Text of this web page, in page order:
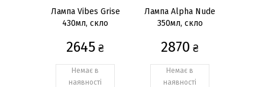
Лампа Vibes Grise
430мл, скло
2645 ₴
Немає в
наявності
Лампа Alpha Nude
350мл, скло
2870 ₴
Немає в
наявності